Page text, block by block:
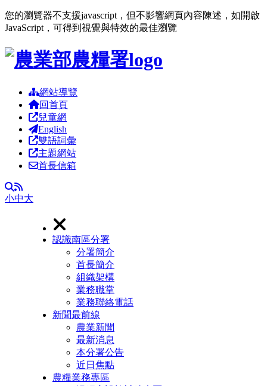
您的瀏覽器不支援javascript，但不影響網頁內容陳述，如開啟
JavaScript，可得到視覺與特效的最佳瀏覽
跳到主要內容區塊
網站導覽
回首頁
兒童網
English
雙語詞彙
主題網站
首長信箱
全文檢索
RSS
小中大
認識南區分署
分署簡介
首長簡介
組織架構
業務職掌
業務聯絡電話
新聞最前線
農業新聞
最新消息
本分署公告
近日焦點
農糧業務專區